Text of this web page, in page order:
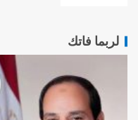
لربما فاتك